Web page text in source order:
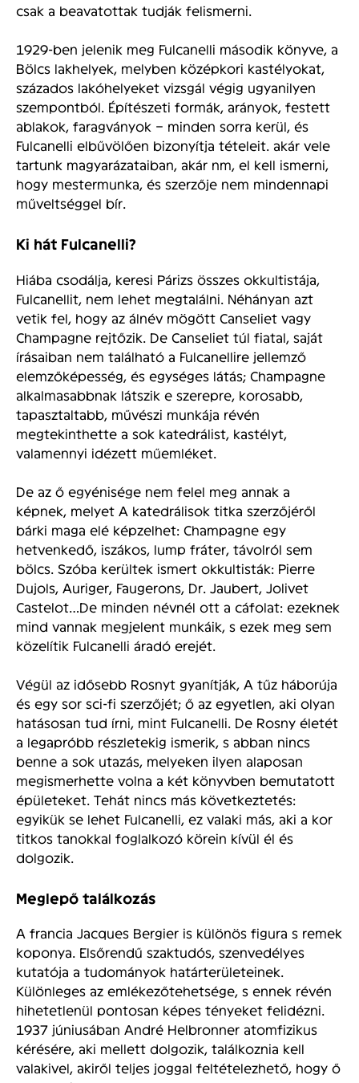
csak a beavatottak tudják felismerni.
1929-ben jelenik meg Fulcanelli második könyve, a
Bölcs lakhelyek, melyben középkori kastélyokat,
százados lakóhelyeket vizsgál végig ugyanilyen
szempontból. Építészeti formák, arányok, festett
ablakok, faragványok – minden sorra kerül, és
Fulcanelli elbűvölően bizonyítja tételeit. akár vele
tartunk magyarázataiban, akár nm, el kell ismerni,
hogy mestermunka, és szerzője nem mindennapi
műveltséggel bír.
Ki hát Fulcanelli?
Hiába csodálja, keresi Párizs összes okkultistája,
Fulcanellit, nem lehet megtalálni. Néhányan azt
vetik fel, hogy az álnév mögött Canseliet vagy
Champagne rejtőzik. De Canseliet túl fiatal, saját
írásaiban nem található a Fulcanellire jellemző
elemzőképesség, és egységes látás; Champagne
alkalmasabbnak látszik e szerepre, korosabb,
tapasztaltabb, művészi munkája révén
megtekinthette a sok katedrálist, kastélyt,
valamennyi idézett műemléket.
De az ő egyénisége nem felel meg annak a
képnek, melyet A katedrálisok titka szerzőjéről
bárki maga elé képzelhet: Champagne egy
hetvenkedő, iszákos, lump fráter, távolról sem
bölcs. Szóba kerültek ismert okkultisták: Pierre
Dujols, Auriger, Faugerons, Dr. Jaubert, Jolivet
Castelot…De minden névnél ott a cáfolat: ezeknek
mind vannak megjelent munkáik, s ezek meg sem
közelítik Fulcanelli áradó erejét.
Végül az idősebb Rosnyt gyanítják, A tűz háborúja
és egy sor sci-fi szerzőjét; ő az egyetlen, aki olyan
hatásosan tud írni, mint Fulcanelli. De Rosny életét
a legapróbb részletekig ismerik, s abban nincs
benne a sok utazás, melyeken ilyen alaposan
megismerhette volna a két könyvben bemutatott
épületeket. Tehát nincs más következtetés:
egyikük se lehet Fulcanelli, ez valaki más, aki a kor
titkos tanokkal foglalkozó körein kívül él és
dolgozik.
Meglepő találkozás
A francia Jacques Bergier is különös figura s remek
koponya. Elsőrendű szaktudós, szenvedélyes
kutatója a tudományok határterületeinek.
Különleges az emlékezőtehetsége, s ennek révén
hihetetlenül pontosan képes tényeket felidézni.
1937 júniusában André Helbronner atomfizikus
kérésére, aki mellett dolgozik, találkoznia kell
valakivel, akiről teljes joggal feltételezhető, hogy ő